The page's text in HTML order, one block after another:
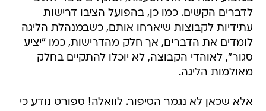
לדברים הקשים. כמו כן, בהפועל הציבו דרישות
עתידיות לקבוצות שיארחו אותם, כשבמנהלת הליגה
לומדים את הדברים, אך חלק מהדרישות, כמו "יציע
סגור", לאוהדי הקבוצה, לא יוכלו להתקיים בחלק
מאולמות הליגה.
אלא שכאן לא נגמר הסיפור. לוואלה! ספורט נודע כי